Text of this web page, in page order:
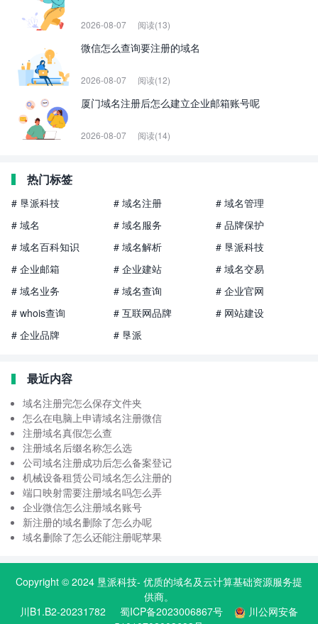
2026-08-07 阅读(13)
微信怎么查询要注册的域名
2026-08-07 阅读(12)
厦门域名注册后怎么建立企业邮箱账号呢
2026-08-07 阅读(14)
热门标签
# 垦派科技 # 域名注册
# 域名管理
# 域名
# 域名服务
# 品牌保护
# 域名百科知识
# 域名解析
# 垦派科技
# 企业邮箱
# 企业建站
# 域名交易
# 域名业务
# 域名查询
# 企业官网
# whois查询
# 互联网品牌
# 网站建设
# 企业品牌
# 垦派
最近内容
域名注册完怎么保存文件夹
怎么在电脑上申请域名注册微信
注册域名真假怎么查
注册域名后缀名称怎么选
公司域名注册成功后怎么备案登记
机械设备租赁公司域名怎么注册的
端口映射需要注册域名吗怎么弄
企业微信怎么注册域名账号
新注册的域名删除了怎么办呢
域名删除了怎么还能注册呢苹果
Copyright © 2024 垦派科技- 优质的域名及云计算基础资源服务提
供商。
川B1.B2-20231782
蜀ICP备2023006867号
川公网安备